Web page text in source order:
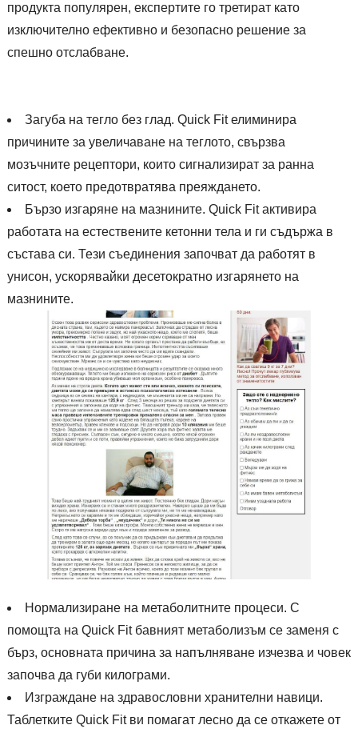
продукта популярен, експертите го третират като
изключително ефективно и безопасно решение за
спешно отслабване.
Загуба на тегло без глад. Quick Fit елиминира
причините за увеличаване на теглото, свързва
мозъчните рецептори, които сигнализират за ранна
ситост, което предотвратява преяждането.
Бързо изгаряне на мазнините. Quick Fit активира
работата на естествените кетонни тела и ги съдържа в
състава си. Тези съединения започват да работят в
унисон, ускорявайки десетократно изгарянето на
мазнините.
Нормализиране на метаболитните процеси. С
помощта на Quick Fit бавният метаболизъм се заменя с
бърз, основната причина за напълняване изчезва и човек
започва да губи килограми.
Изграждане на здравословни хранителни навици.
Таблетките Quick Fit ви помагат лесно да се откажете от